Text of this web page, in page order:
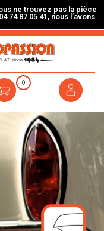
ne trouvez pas la pièce
74 87 05 41, nous l’avons
0